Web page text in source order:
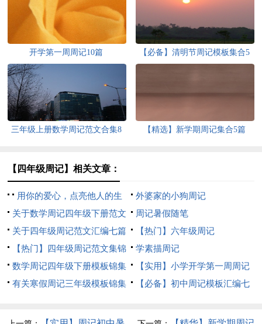
开学第一周周记10篇
【必备】清明节周记模板集合5
三年级上册数学周记范文合集8
【精选】新学期周记集合5篇
【四年级周记】相关文章：
用你的爱心，点亮他人的生
活周记
外婆家的小狗周记
关于数学周记四年级下册范文
10篇
周记暑假随笔
关于四年级周记范文汇编七篇
【热门】六年级周记
【热门】四年级周记范文集锦
（精选12篇）
学素描周记
数学周记四年级下册模板锦集
八篇
【实用】小学开学第一周周记
四篇
有关寒假周记三年级模板锦集
【必备】初中周记模板汇编七